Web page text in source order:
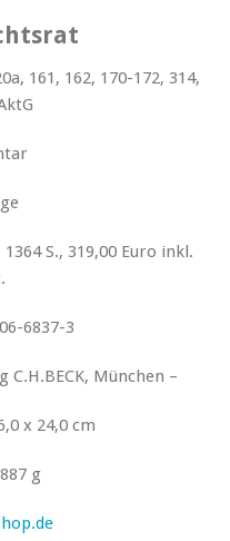
161, 162, 170-172, 314,
S., 319,00 Euro inkl.
6837-3
München –
x 24,0 cm
g